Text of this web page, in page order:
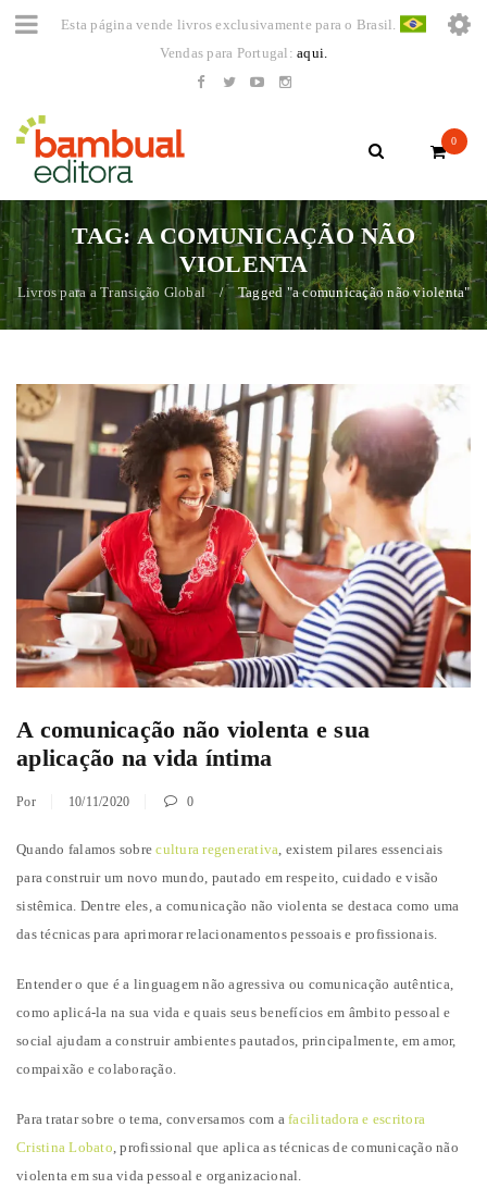
Esta página vende livros exclusivamente para o Brasil.
Vendas para Portugal:aqui.
0
TAG: A COMUNICAÇÃO NÃO
VIOLENTA
Livros para a Transição Global / Tagged "a comunicação não violenta"
A comunicação não violenta e sua
aplicação na vida íntima
Por 10/11/2020 0
Quando falamos sobrecultura regenerativa , existem pilares essenciais
para construir um novo mundo, pautado em respeito, cuidado e visão
sistêmica. Dentre eles, a comunicação não violenta se destaca como uma
das técnicas para aprimorar relacionamentos pessoais e profissionais.
Entender o que é a linguagem não agressiva ou comunicação autêntica,
como aplicá-la na sua vida e quais seus benefícios em âmbito pessoal e
social ajudam a construir ambientes pautados, principalmente, em amor,
compaixão e colaboração.
Para tratar sobre o tema, conversamos com a facilitadora e escritora
Cristina Lobato , profissional que aplica as técnicas de comunicação não
violenta em sua vida pessoal e organizacional.